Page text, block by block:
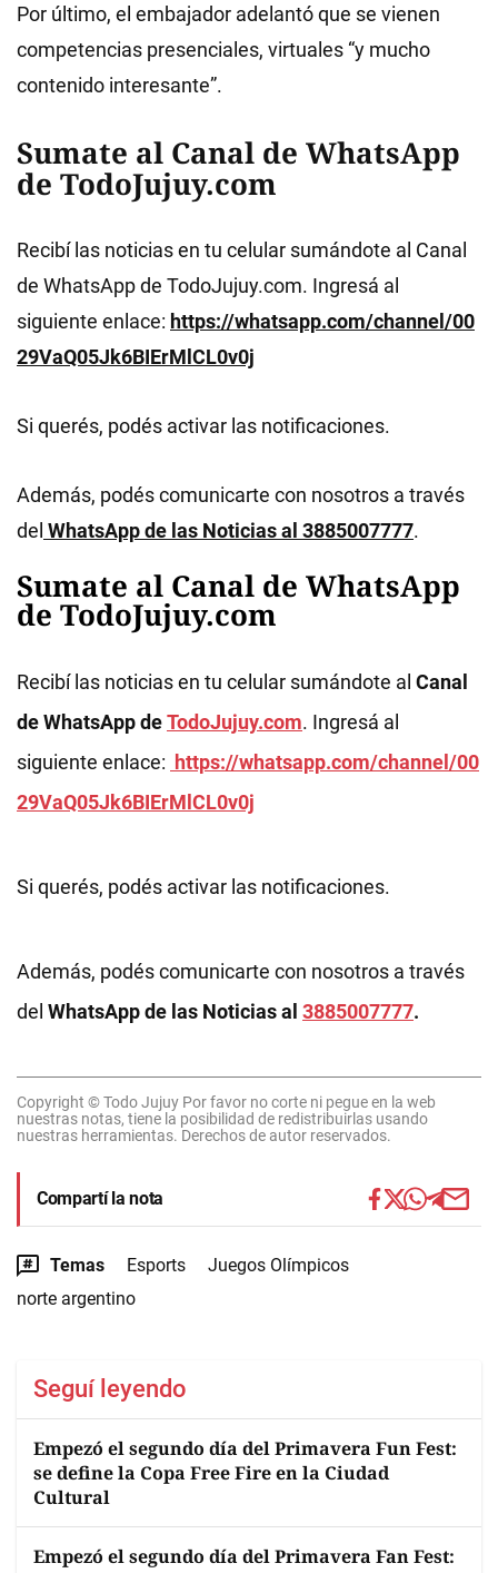
Por último, el embajador adelantó que se vienen
competencias presenciales, virtuales “y mucho
contenido interesante”.
Sumate al Canal de WhatsApp
de TodoJujuy.com
Recibí las noticias en tu celular sumándote al Canal
de WhatsApp de TodoJujuy.com. Ingresá al
siguiente enlace: https://whatsapp.com/channel/00
29VaQ05Jk6BIErMlCL0v0j
Si querés, podés activar las notificaciones.
Además, podés comunicarte con nosotros a través
del WhatsApp de las Noticias al 3885007777.
Sumate al Canal de WhatsApp
de TodoJujuy.com
Recibí las noticias en tu celular sumándote al Canal
de WhatsApp deTodoJujuy.com. Ingresá al
siguiente enlace: https://whatsapp.com/channel/00
29VaQ05Jk6BIErMlCL0v0j
Si querés, podés activar las notificaciones.
Además, podés comunicarte con nosotros a través
del WhatsApp de las Noticias al 3885007777.
Copyright © Todo Jujuy Por favor no corte ni pegue en la web
nuestras notas, tiene la posibilidad de redistribuirlas usando
nuestras herramientas. Derechos de autor reservados.
Compartí la nota
Temas Esports
Juegos Olímpicos
norte argentino
Seguí leyendo
Empezó el segundo día del Primavera Fun Fest:
se define la Copa Free Fire en la Ciudad
Cultural
Empezó el segundo día del Primavera Fan Fest: